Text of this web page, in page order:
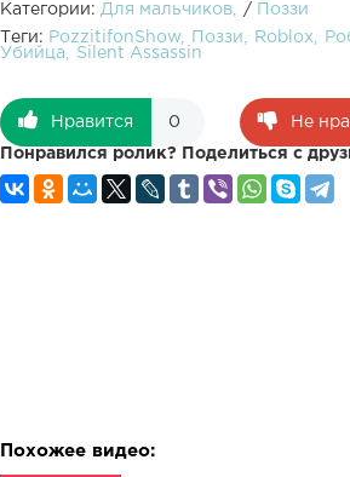
Категории: Для мальчиков /
Поззи
Теги: PozzitifonShow Поззи Roblox
Убийца
Silent Assassin
Нравится 0 Не
Понравился ролик? Поделиться с
Похожее видео: